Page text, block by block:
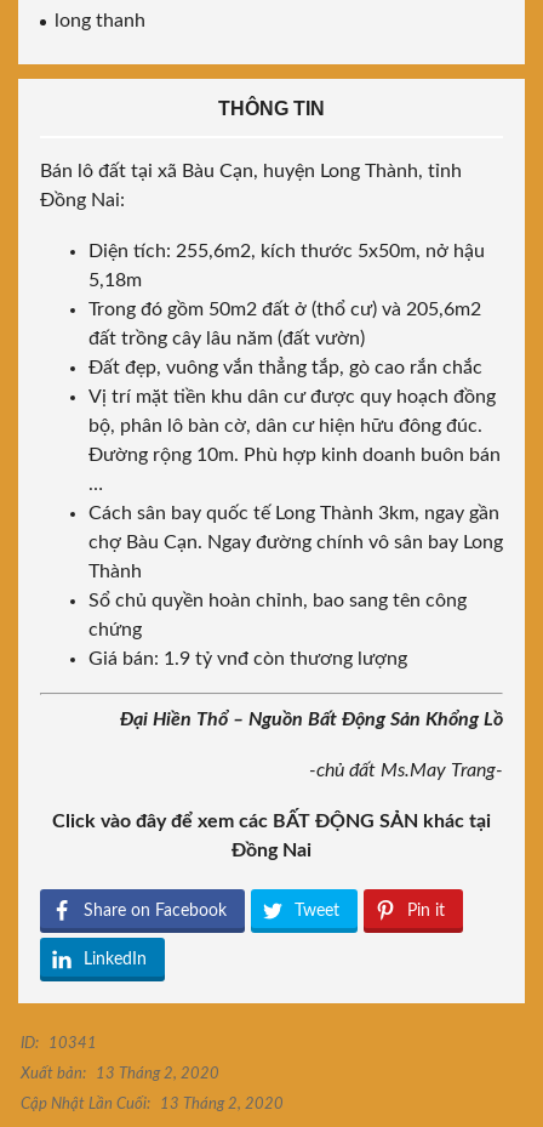
long thanh
THÔNG TIN
Bán lô đất tại xã Bàu Cạn, huyện Long Thành, tỉnh
Đồng Nai:
Diện tích: 255,6m2, kích thước 5x50m, nở hậu
5,18m
Trong đó gồm 50m2 đất ở (thổ cư) và 205,6m2
đất trồng cây lâu năm (đất vườn)
Đất đẹp, vuông vắn thẳng tắp, gò cao rắn chắc
Vị trí mặt tiền khu dân cư được quy hoạch đồng
bộ, phân lô bàn cờ, dân cư hiện hữu đông đúc.
Đường rộng 10m. Phù hợp kinh doanh buôn bán
…
Cách sân bay quốc tế Long Thành 3km, ngay gần
chợ Bàu Cạn. Ngay đường chính vô sân bay Long
Thành
Sổ chủ quyền hoàn chỉnh, bao sang tên công
chứng
Giá bán: 1.9 tỷ vnđ còn thương lượng
Đại Hiền Thổ – Nguồn Bất Động Sản Khổng Lồ
-chủ đất Ms.May Trang-
Click vào đây để xem các BẤT ĐỘNG SẢN khác tại
Đồng Nai
Share on Facebook Tweet Pin it
LinkedIn
ID:
10341
Xuất bản:
13 Tháng 2, 2020
Cập Nhật Lần Cuối:
13 Tháng 2, 2020